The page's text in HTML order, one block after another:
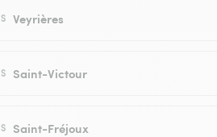
Veyrières
Saint-Victour
Saint-Fréjoux